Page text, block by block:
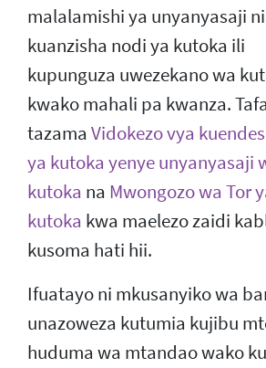
malalamishi ya unyanyasaji ni
kuanzisha nodi ya kutoka ili
kupunguza uwezekano wa
kwako mahali pa kwanza.
tazama Vidokezo vya
ya kutoka yenye unyanyasaji
kutoka na Mwongozo wa Tor
kutoka kwa maelezo zaidi
kusoma hati hii.
Ifuatayo ni mkusanyiko wa
unazoweza kutumia kujibu
huduma wa mtandao wako